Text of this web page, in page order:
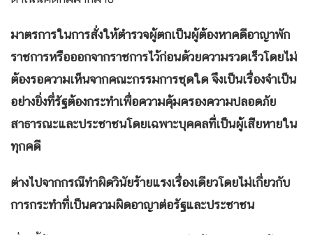
มาตรการในการสั่งให้ตำรวจผู้ตกเป็นผู้ต้องหาคดีอาญาพัก
ราชการหรือออกจากราชการไว้ก่อนด้วยความรวดเร็วโดยไม่
ต้องรอความเห็นจากคณะกรรมการชุดใด จึงเป็นเรื่องจำเป็น
อย่างยิ่งที่รัฐต้องกระทำเพื่อความคุ้มครองความปลอดภัย
สาธารณะและประชาชนโดยเฉพาะบุคคลที่เป็นผู้เสียหายใน
ทุกคดี
ต่างไปจากกรณีทำผิดวินัยร้ายแรงเรื่องเดียวโดยไม่เกี่ยวกับ
การกระทำที่เป็นความผิดอาญาต่อรัฐและประชาชน